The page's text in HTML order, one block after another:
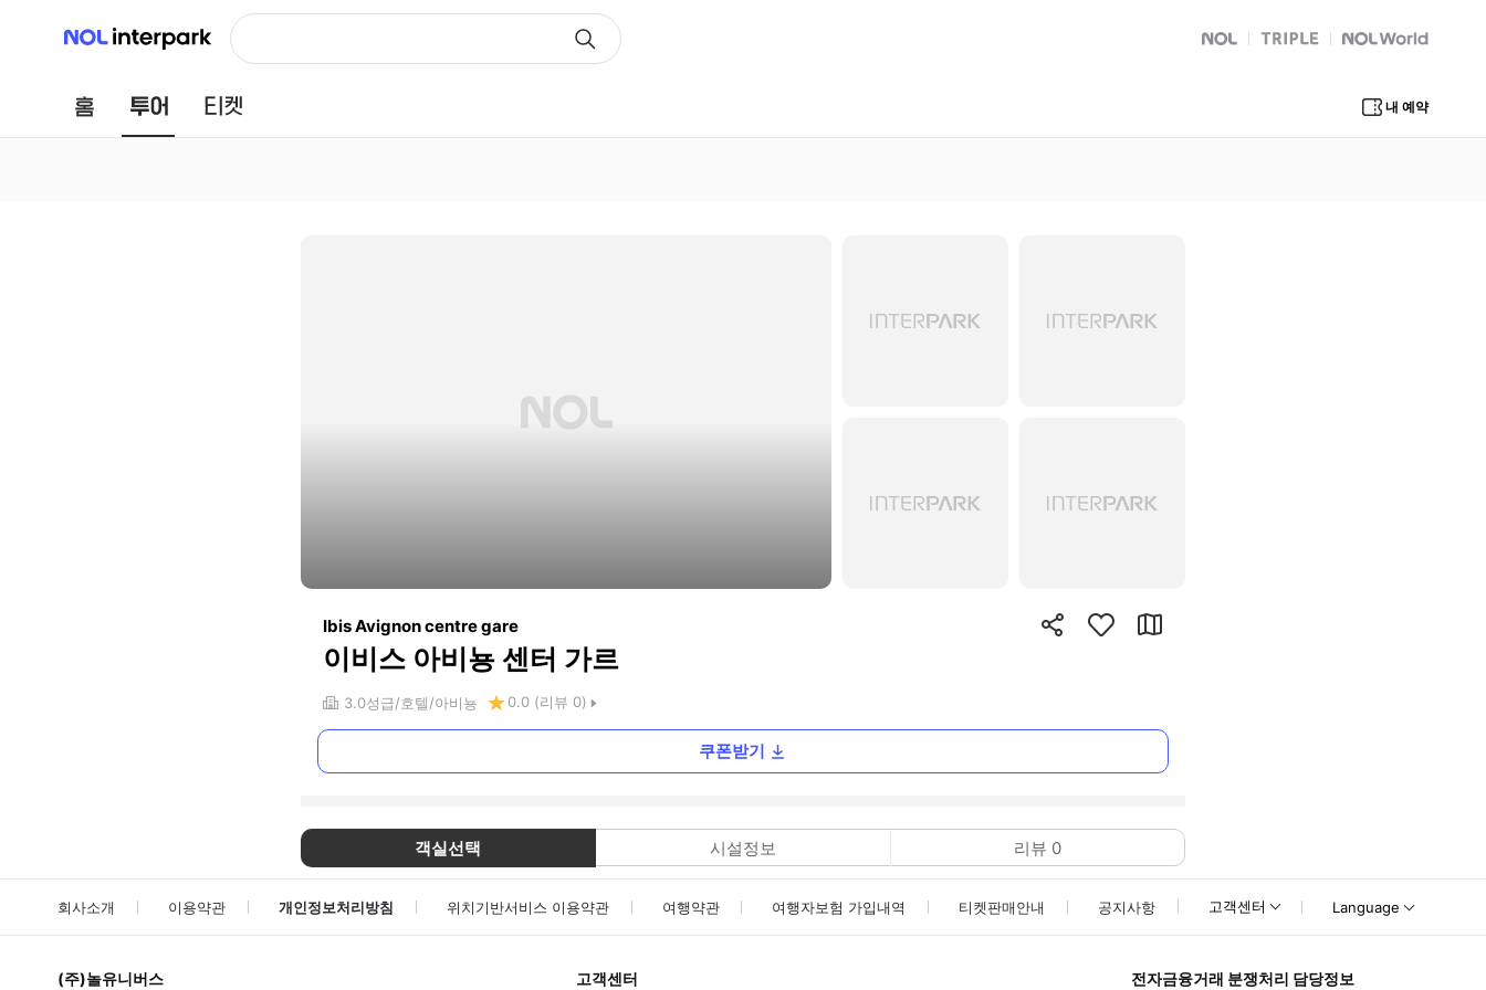
NOL 인터파크
NOL
트리플 Global Interpark
홈 투어 내 예약
Ibis Avignon centre gare
이비스 아비뇽 센터 가르
3.0성급 호텔 아비뇽 0.0 (리뷰 0)
쿠폰받기
객실선택 시설정보 리뷰 0
회사소개 이용약관 개인정보처리방침 위치기반서비스 이용약관 여행약관 여행자보험 가입내역 티켓판매안내 공지사항 고객센터 Language
(주)놀유니버스 고객센터 전자금융거래 분쟁처리 담당정보